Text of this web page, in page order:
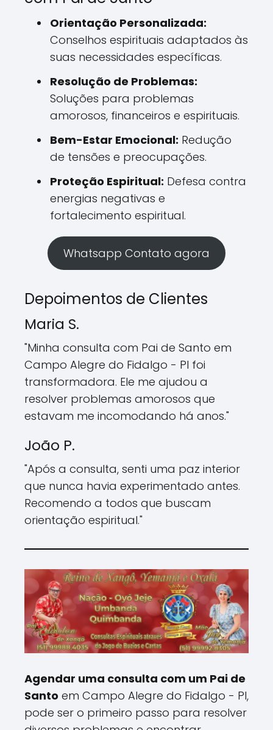
Orientação Personalizada:
Conselhos espirituais adaptados às
suas necessidades específicas.
Resolução de Problemas:
Soluções para problemas
amorosos, financeiros e espirituais.
Bem-Estar Emocional: Redução
de tensões e preocupações.
Proteção Espiritual: Defesa contra
energias negativas e
fortalecimento espiritual.
Whatsapp Contato agora
Depoimentos de Clientes
Maria S.
"Minha consulta com Pai de Santo em
Campo Alegre do Fidalgo - PI foi
transformadora. Ele me ajudou a
resolver problemas amorosos que
estavam me incomodando há anos."
João P.
"Após a consulta, senti uma paz interior
que nunca havia experimentado antes.
Recomendo a todos que buscam
orientação espiritual."
Agendar uma consulta com um Pai de
Santo em Campo Alegre do Fidalgo - PI,
pode ser o primeiro passo para resolver